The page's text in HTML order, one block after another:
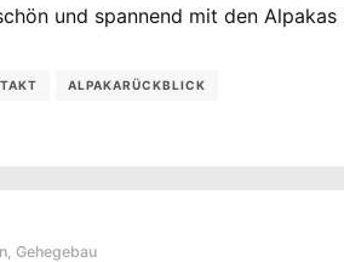
und spannend mit den Alpakas
ALPAKARÜCKBLICK
Gehegebau